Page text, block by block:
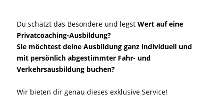
Du schätzt das Besondere und legstWert auf eine
Privatcoaching-Ausbildung?
Sie möchtest deine Ausbildung ganz individuell und
mit persönlich abgestimmter Fahr- und
Verkehrsausbildung buchen?
Wir bieten dir genau dieses exklusive Service!